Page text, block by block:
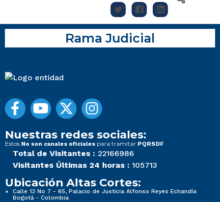
Rama Judicial
Nuestras redes sociales:
Estos No son canales oficiales para tramitar PQRSDF
Total de Visitantes : 22166986
Visitantes Últimas 24 horas : 105713
Ubicación Altas Cortes:
Calle 12 No 7 - 65, Palacio de Justicia Alfonso Reyes Echandía
Bogotá - Colombia